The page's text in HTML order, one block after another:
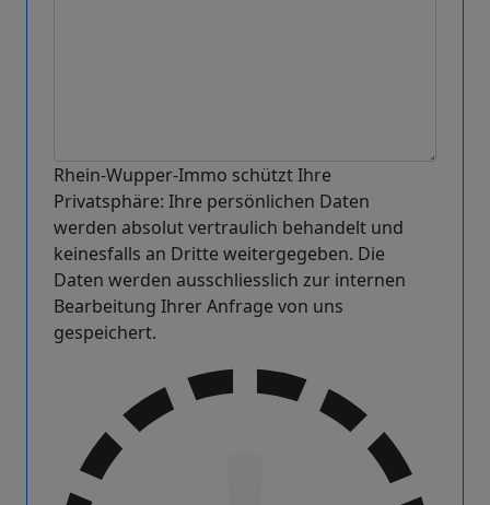
Rhein-Wupper-Immo schützt Ihre
Privatsphäre: Ihre persönlichen Daten
werden absolut vertraulich behandelt und
keinesfalls an Dritte weitergegeben. Die
Daten werden ausschliesslich zur internen
Bearbeitung Ihrer Anfrage von uns
gespeichert.